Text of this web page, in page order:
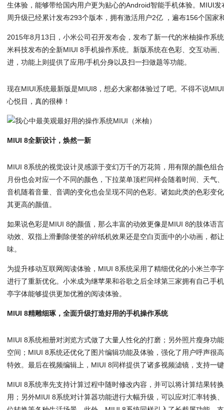
生体验，能够带给国内用户更为贴心的Android智能手机体验。MIUI
周升级已经累计发布293个版本，拥有激活用户2亿 ，遍布156个国家
2015年8月13日，小米公司召开发布会，发布了新一代的米柚操作系
米科技发布的全新MIUI 8手机操作系统。新版系统在色彩、交互动画
进，功能上则提供了应用/手机分身以及扫一扫做题等功能。
现在MIUI系统最新版是MIUI8，想必大家都体验过了吧。不得不说
心悦目，真的很棒！
MIUI 8全新设计，焕然一新
MIUI 8系统的视觉设计灵感源于变幻万千的万花筒，用有限的颜色组
月份也会对应一个不同的颜色，下拉菜单顶栏同样会随着时间、天气
音机随着音量、音调的变化也会呈现不同的色彩。诸如此类的色彩变
其更高的颜值。
如果说色彩是MIUI 8的颜值，那么丰富的动效更像是MIUI 8的肢体语
动效、双指上滑删除便签的碎纸机效果还是空白页面中的小动画，都
味。
为提升移动互联网阅读体验，MIUI 8系统采用了精细优化的小米兰亭
进行了重新优化。小米成为继苹果和谷歌之后全球第三家拥有自己手
亭字体能够提供更加优雅的阅读体验。
MIUI 8精雕细琢，全面升级打造好用的手机操作系统
MIUI 8系统相册对浏览方式做了大量人性化的打磨；另外照片瘦身功
空间；MIUI 8系统还优化了图片编辑功能及体验，强化了用户呼声很
特效。最后在视频编辑上，MIUI 8同样提供了诸多视频滤镜，支持一
MIUI 8系统率先支持计算过程中随时修改内容，并可以将计算结果转
用；另外MIUI 8系统对计算器功能进行大幅升级，可以应对汇率转换